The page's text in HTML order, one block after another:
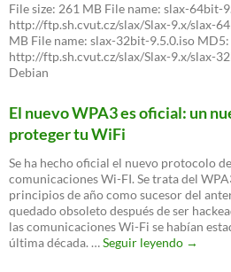
File size: 261 MB File name: slax-64bit-
http://ftp.sh.cvut.cz/slax/Slax-9.x/slax-
MB File name: slax-32bit-9.5.0.iso
http://ftp.sh.cvut.cz/slax/Slax-9.x/slax-
Debian
El nuevo WPA3 es oficial: un
proteger tu WiFi
Se ha hecho oficial el nuevo protocolo
comunicaciones Wi-FI. Se trata del
principios de año como sucesor del
quedado obsoleto después de ser
las comunicaciones Wi-Fi se habían
última década. …Seguir leyendo El
→